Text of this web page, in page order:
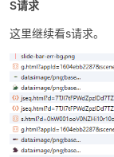
S请求
这里继续看s请求。